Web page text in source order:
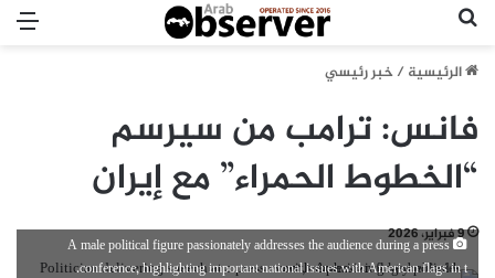
الرئيسية/خبر رئيسي
فانس: ترامب من سيرسم
“الخطوط الحمراء” مع إيران
9 فبراير، 2026
A male political figure passionately addresses the audience during a press
conference, highlighting important national issues with American flags in t.